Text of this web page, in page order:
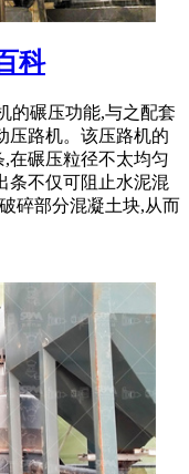
科
的碾压功能,与之配套
压路机。该压路机的
在碾压粒径不太均匀
条不仅可阻止水泥混
碎部分混凝土块,从而